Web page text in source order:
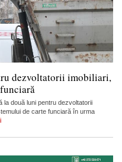
dezvoltatorii imobiliari,
la două luni pentru dezvoltatorii
de carte funciară în urma